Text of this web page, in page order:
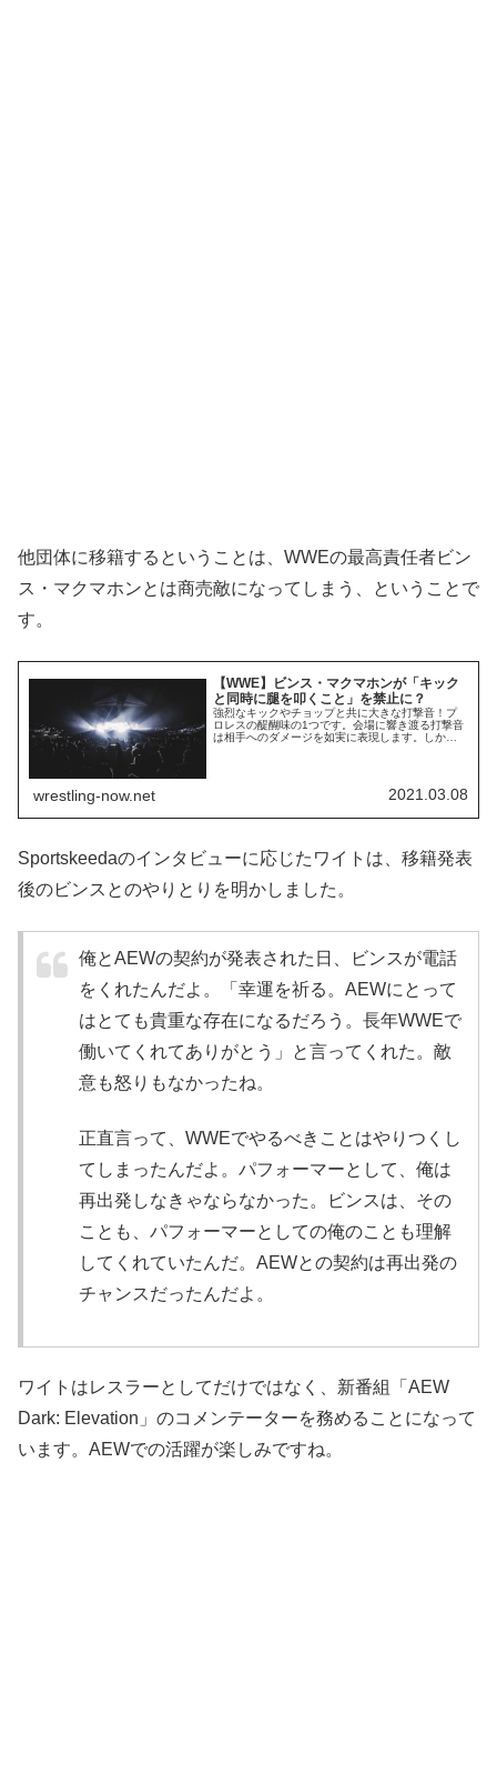
他団体に移籍するということは、WWEの最高責任者ビン
ス・マクマホンとは商売敵になってしまう、ということで
す。
【WWE】ビンス・マクマホンが「キック
と同時に腿を叩くこと」を禁止に？
強烈なキックやチョップと共に大きな打撃音！プ
ロレスの醍醐味の1つです。会場に響き渡る打撃音
は相手へのダメージを如実に表現します。しか
ているとのこと。いわく、最高責任者ビンス・マ
クマホンが新たな方針を打ち出す決断をしたのだ
wrestling-now.net 2021.03.08
Sportskeedaのインタビューに応じたワイトは、移籍発表
後のビンスとのやりとりを明かしました。
俺とAEWの契約が発表された日、ビンスが電話
をくれたんだよ。「幸運を祈る。AEWにとって
はとても貴重な存在になるだろう。長年WWEで
働いてくれてありがとう」と言ってくれた。敵
意も怒りもなかったね。
正直言って、WWEでやるべきことはやりつくし
てしまったんだよ。パフォーマーとして、俺は
再出発しなきゃならなかった。ビンスは、その
ことも、パフォーマーとしての俺のことも理解
してくれていたんだ。AEWとの契約は再出発の
チャンスだったんだよ。
ワイトはレスラーとしてだけではなく、新番組「AEW
Dark: Elevation」のコメンテーターを務めることになって
います。AEWでの活躍が楽しみですね。